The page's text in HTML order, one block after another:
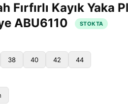
Fırfırlı Kayık Yaka
ABU6110
STOKTA
38 40 42 44